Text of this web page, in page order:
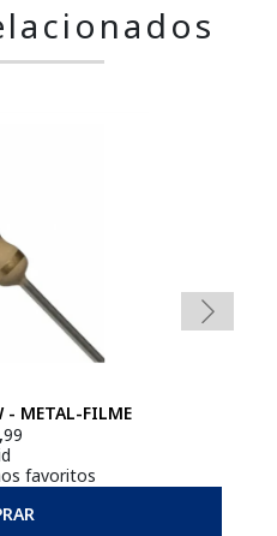
- METAL-FILME
99
favoritos